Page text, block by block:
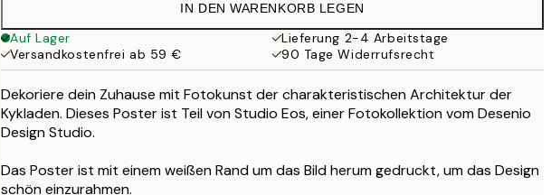
IN DEN WARENKORB LEGEN
Auf Lager
Lieferung 2-4 Arbeitstage
Versandkostenfrei ab 59 €
90 Tage Widerrufsrecht
Dekoriere dein Zuhause mit Fotokunst der charakteristischen Architektur der
Kykladen. Dieses Poster ist Teil von Studio Eos, einer Fotokollektion vom Desenio
Design Studio.
Das Poster ist mit einem weißen Rand um das Bild herum gedruckt, um das Design
schön einzurahmen.